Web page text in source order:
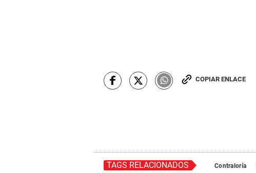
COPIAR ENLACE
TAGS RELACIONADOS Contraloría